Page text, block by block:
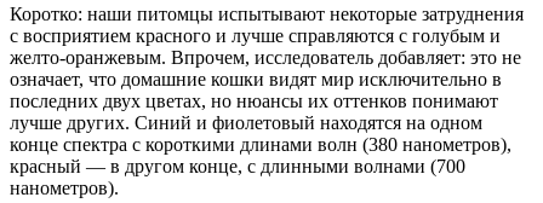
Коротко: наши питомцы испытывают некоторые затруднения
с восприятием красного и лучше справляются с голубым и
желто-оранжевым. Впрочем, исследователь добавляет: это не
означает, что домашние кошки видят мир исключительно в
последних двух цветах, но нюансы их оттенков понимают
лучше других. Синий и фиолетовый находятся на одном
конце спектра с короткими длинами волн (380 нанометров),
красный — в другом конце, с длинными волнами (700
нанометров).